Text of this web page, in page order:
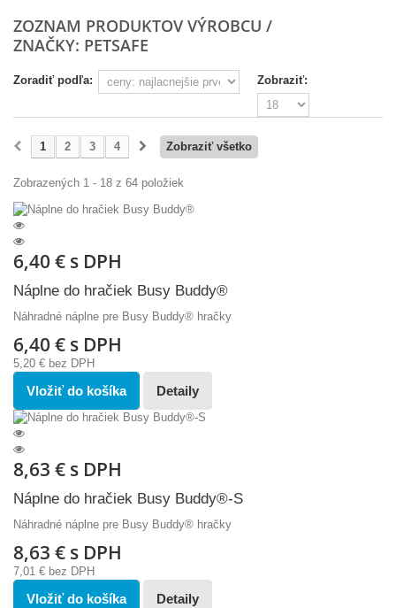
ZOZNAM PRODUKTOV VÝROBCU /
ZNAČKY: PETSAFE
Zoradiť podľa: Zobraziť:
Zobraziť všetko
1 2 3 4
Zobrazených 1 - 18 z 64 položiek
6,40 € s DPH
Náplne do hračiek Busy Buddy®
Náhradné náplne pre Busy Buddy® hračky
6,40 € s DPH
5,20 € bez DPH
Vložiť do košíka Detaily
8,63 € s DPH
Náplne do hračiek Busy Buddy®-S
Náhradné náplne pre Busy Buddy® hračky
8,63 € s DPH
7,01 € bez DPH
Vložiť do košíka Detaily